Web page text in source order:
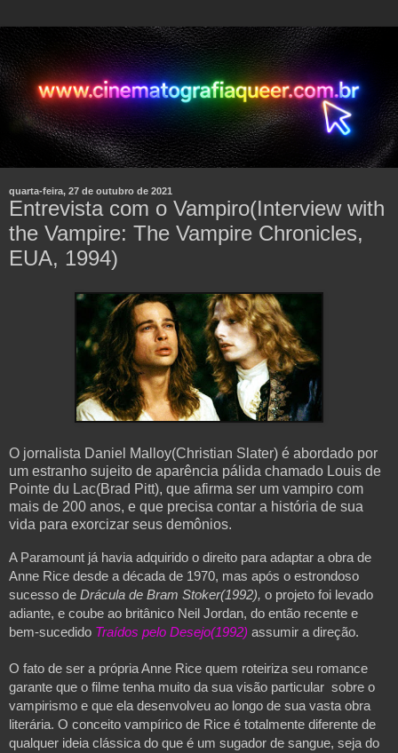
quarta-feira, 27 de outubro de 2021
Entrevista com o Vampiro(Interview with
the Vampire: The Vampire Chronicles,
EUA, 1994)
O jornalista Daniel Malloy(Christian Slater) é abordado por
um estranho sujeito de aparência pálida chamado Louis de
Pointe du Lac(Brad Pitt), que afirma ser um vampiro com
mais de 200 anos, e que precisa contar a história de sua
vida para exorcizar seus demônios.
A Paramount já havia adquirido o direito para adaptar a obra de
Anne Rice desde a década de 1970, mas após o estrondoso
sucesso de Drácula de Bram Stoker(1992), o projeto foi levado
adiante, e coube ao britânico Neil Jordan, do então recente e
bem-sucedido Traídos pelo Desejo(1992) assumir a direção.
O fato de ser a própria Anne Rice quem roteiriza seu romance
garante que o filme tenha muito da sua visão particular  sobre o
vampirismo e que ela desenvolveu ao longo de sua vasta obra
literária. O conceito vampírico de Rice é totalmente diferente de
qualquer ideia clássica do que é um sugador de sangue, seja do